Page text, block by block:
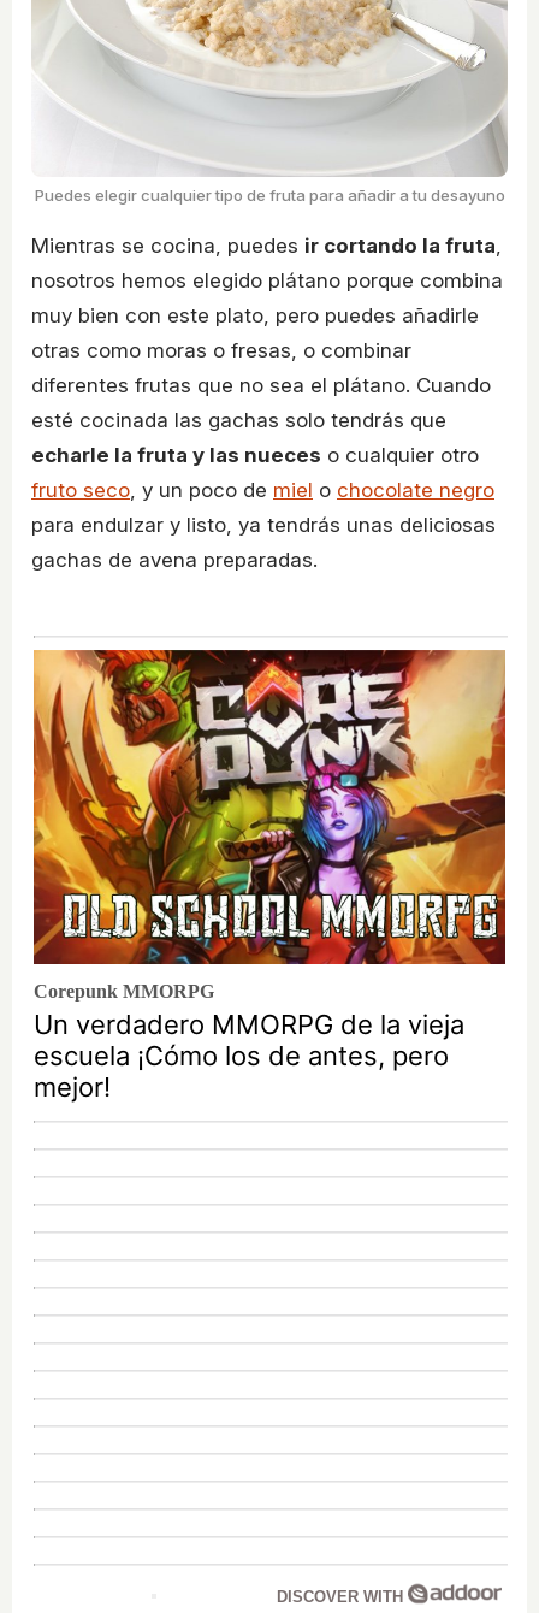
Puedes elegir cualquier tipo de fruta para añadir a tu desayuno
Mientras se cocina, puedes ir cortando la fruta,
nosotros hemos elegido plátano porque combina
muy bien con este plato, pero puedes añadirle
otras como moras o fresas, o combinar
diferentes frutas que no sea el plátano. Cuando
esté cocinada las gachas solo tendrás que
echarle la fruta y las nueces o cualquier otro
fruto seco, y un poco de miel o chocolate negro
para endulzar y listo, ya tendrás unas deliciosas
gachas de avena preparadas.
Corepunk MMORPG
Un verdadero MMORPG de la vieja
escuela ¡Cómo los de antes, pero
mejor!
DISCOVER WITH